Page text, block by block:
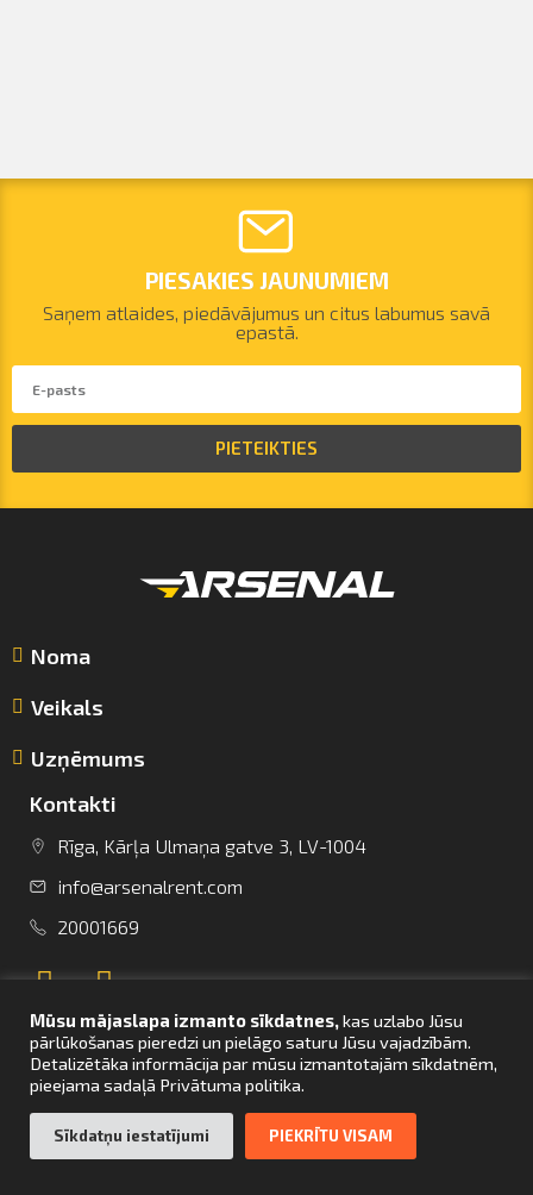
info@arsenalrent.com
+37120001669
Lietuva Latvija
PIESAKIES JAUNUMIEM
Saņem atlaides, piedāvājumus un citus labumus savā
epastā.
PIETEIKTIES
Noma
Veikals
Uzņēmums
Kontakti
Rīga, Kārļa Ulmaņa gatve 3, LV-1004
info@arsenalrent.com
20001669
UZ SĀKUMU
© Arsenal Tehnikas noma 2021. Visas tiesības aizsargātas. Mājaslapas
izstrāde –bettrweb.com
Mūsu mājaslapa izmanto sīkdatnes,kas uzlabo Jūsu
pārlūkošanas pieredzi un pielāgo saturu Jūsu vajadzībām.
Detalizētāka informācija par mūsu izmantotajām sīkdatnēm,
pieejama sadaļā Privātuma politika.
Sīkdatņu iestatījumi PIEKRĪTU VISAM